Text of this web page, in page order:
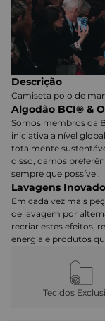
Descrição
Camiseta polo de
Algodão BCI® &
Somos membros da
iniciativa a nível
totalmente
disso, damos
sempre que possível.
Lavagens
Em cada vez mais
de lavagem por
recriar estes efeitos,
energia e produtos
Tecidos